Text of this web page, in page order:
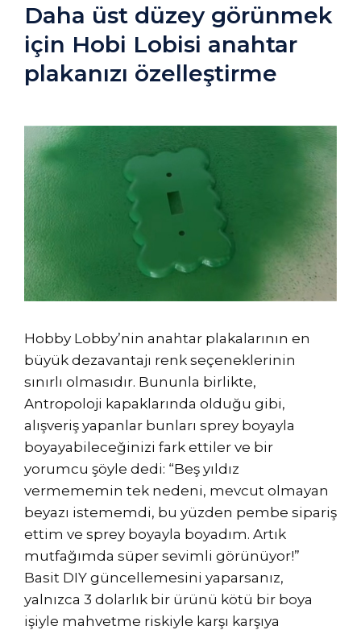
Daha üst düzey görünmek
için Hobi Lobisi anahtar
plakanızı özelleştirme
Hobby Lobby’nin anahtar plakalarının en
büyük dezavantajı renk seçeneklerinin
sınırlı olmasıdır. Bununla birlikte,
Antropoloji kapaklarında olduğu gibi,
alışveriş yapanlar bunları sprey boyayla
boyayabileceğinizi fark ettiler ve bir
yorumcu şöyle dedi: “Beş yıldız
vermememin tek nedeni, mevcut olmayan
beyazı istememdi, bu yüzden pembe sipariş
ettim ve sprey boyayla boyadım. Artık
mutfağımda süper sevimli görünüyor!”
Basit DIY güncellemesini yaparsanız,
yalnızca 3 dolarlık bir ürünü kötü bir boya
işiyle mahvetme riskiyle karşı karşıya